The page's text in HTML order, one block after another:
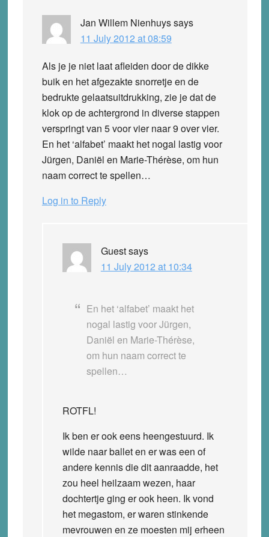
Jan Willem Nienhuyssays
11 July 2012 at 08:59
Als je je niet laat afleiden door de dikke
buik en het afgezakte snorretje en de
bedrukte gelaatsuitdrukking, zie je dat de
klok op de achtergrond in diverse stappen
verspringt van 5 voor vier naar 9 over vier.
En het ‘alfabet’ maakt het nogal lastig voor
Jürgen, Daniël en Marie-Thérèse, om hun
naam correct te spellen…
Log in to Reply
Guestsays
11 July 2012 at 10:34
En het ‘alfabet’ maakt het
nogal lastig voor Jürgen,
Daniël en Marie-Thérèse,
om hun naam correct te
spellen…
ROTFL!
Ik ben er ook eens heengestuurd. Ik
wilde naar ballet en er was een of
andere kennis die dit aanraadde, het
zou heel heilzaam wezen, haar
dochtertje ging er ook heen. Ik vond
het megastom, er waren stinkende
mevrouwen en ze moesten mij erheen